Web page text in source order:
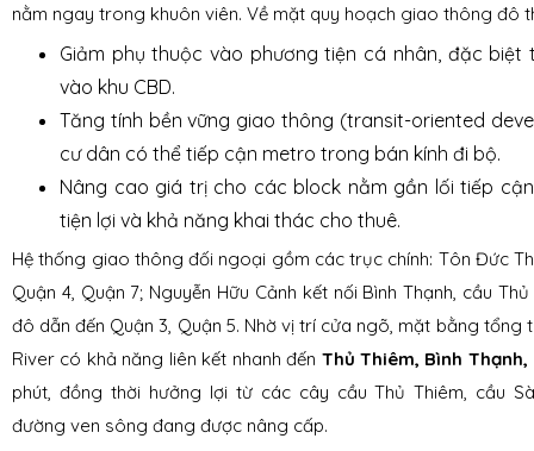
nằm ngay trong khuôn viên. Về mặt quy hoạch giao thông đô
Giảm phụ thuộc vào phương tiện cá nhân, đặc
vào khu CBD.
Tăng tính bền vững giao thông (transit-oriented
cư dân có thể tiếp cận metro trong bán kính đi bộ.
Nâng cao giá trị cho các block nằm gần lối tiếp
tiện lợi và khả năng khai thác cho thuê.
Hệ thống giao thông đối ngoại gồm các trục chính: Tôn Đức
Quận 4, Quận 7; Nguyễn Hữu Cảnh kết nối Bình Thạnh, cầu
đô dẫn đến Quận 3, Quận 5. Nhờ vị trí cửa ngõ, mặt bằng tổng
River có khả năng liên kết nhanh đến Thủ Thiêm, Bình Thạnh,
phút, đồng thời hưởng lợi từ các cây cầu Thủ Thiêm, cầu
đường ven sông đang được nâng cấp.